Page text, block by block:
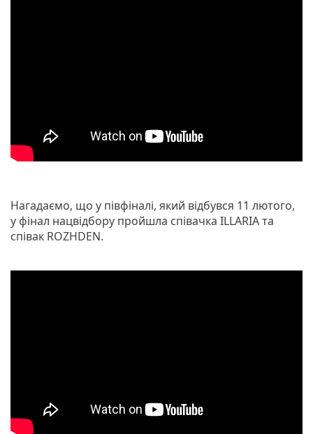
Нагадаємо, що у півфіналі, який відбувся 11 лютого,
у фінал нацвідбору пройшла співачка ILLARIA та
співак ROZHDEN.